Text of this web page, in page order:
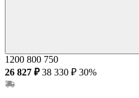
1200 800 750
26 827 ₽ 38 330 ₽ 30%